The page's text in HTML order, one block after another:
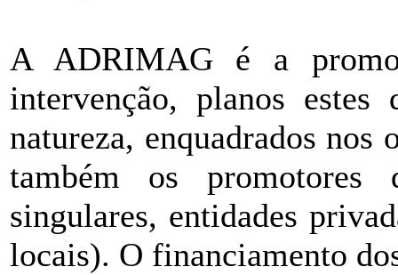
A ADRIMAG é a
intervenção, planos
natureza, enquadrados nos
também os promotores
singulares, entidades
locais). O financiamento